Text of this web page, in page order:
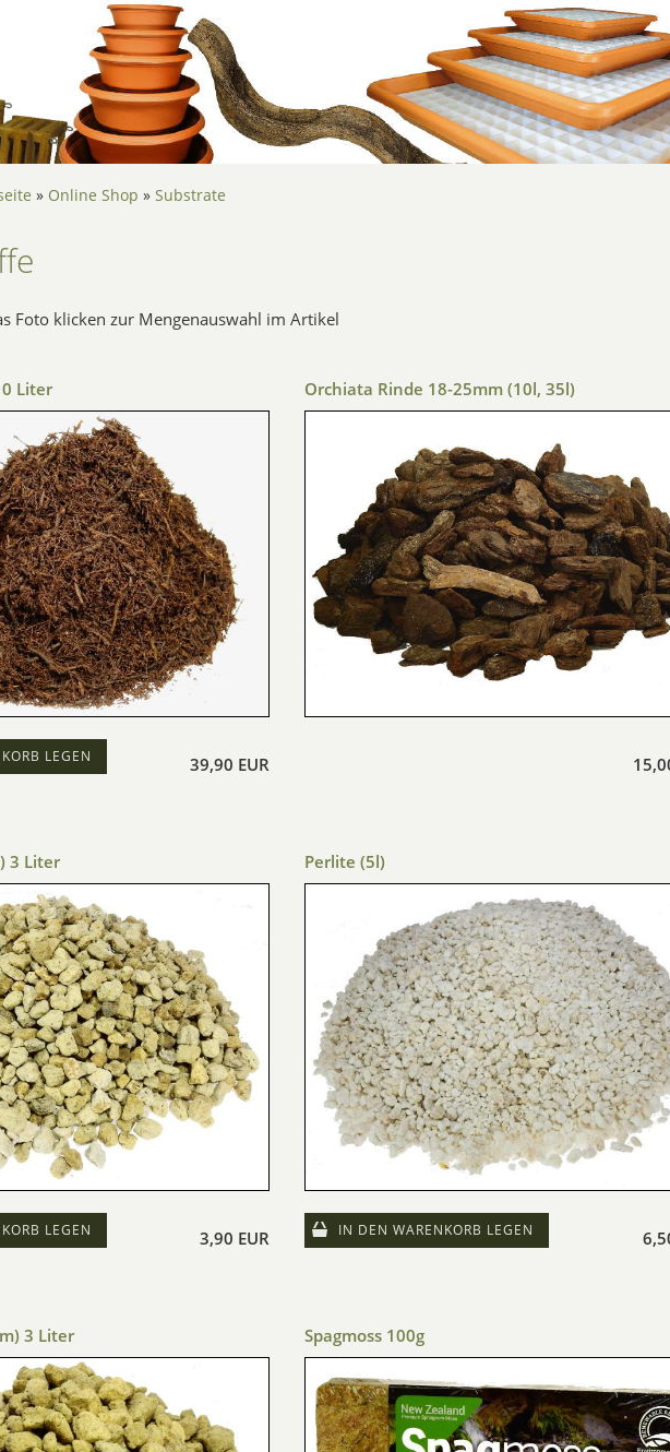
» Online Shop » Substrate
Foto klicken zur Mengenauswahl im Artikel
Liter
39,90 EUR
LEGEN
3 Liter
3,90 EUR
LEGEN
3 Liter
Orchiata Rinde 18-25mm (10l, 35l)
Perlite (5l)
IN DEN WARENKORB LEGEN
Spagmoss 100g